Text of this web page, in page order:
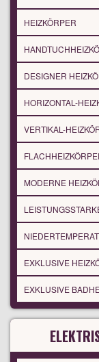
HEIZKÖRPER
DESIGNER
HORIZONTAL-
VERTIKAL-
MODERNE
EXKLUSIVE
EXKLUSIVE